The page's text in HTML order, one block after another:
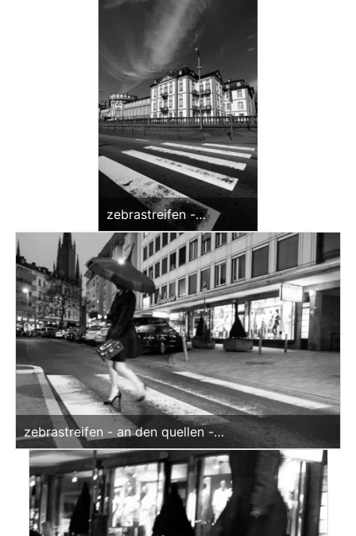
zebrastreifen -
biebricher schloss -
rheingaustr. (sw)
<br>offene edition
zebrastreifen - an den quellen -
schellenbergpassage (sw)<br>offene edition